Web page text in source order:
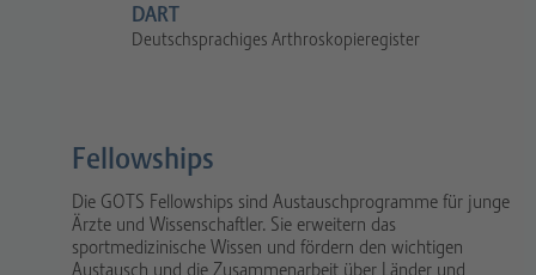
DART
Deutschsprachiges Arthroskopieregister
Fellowships
Die GOTS Fellowships sind Austauschprogramme für junge
Ärzte und Wissenschaftler. Sie erweitern das
sportmedizinische Wissen und fördern den wichtigen
Austausch und die Zusammenarbeit über Länder und